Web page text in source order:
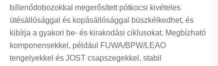
billenődobozokkal megerősített pótkocsi kivételes
ütésállósággal és kopásállósággal büszkélkedhet, és
kibírja a gyakori be- és kirakodási ciklusokat. Megbízható
komponensekkel, például FUWA/BPW/LEAO
tengelyekkel és JOST csapszegekkel, stabil